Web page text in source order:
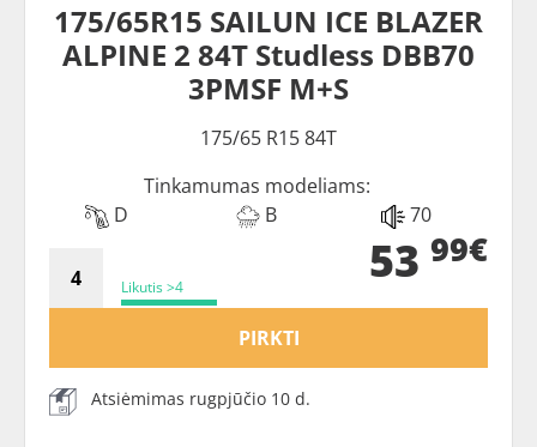
175/65R15 SAILUN ICE BLAZER
ALPINE 2 84T Studless DBB70
3PMSF M+S
175/65 R15 84T
Tinkamumas modeliams:
D
B 70
Likutis >4 53 99€
PIRKTI
Atsiėmimas rugpjūčio 10 d.